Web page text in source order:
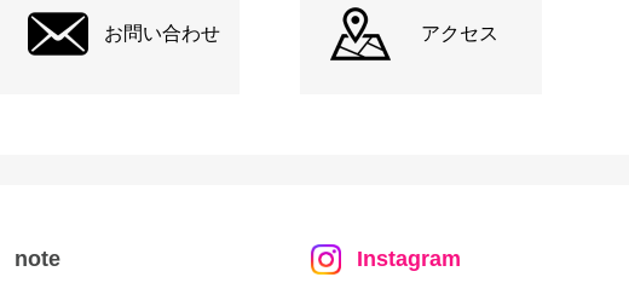
お問い合わせ アクセス
note Instagram